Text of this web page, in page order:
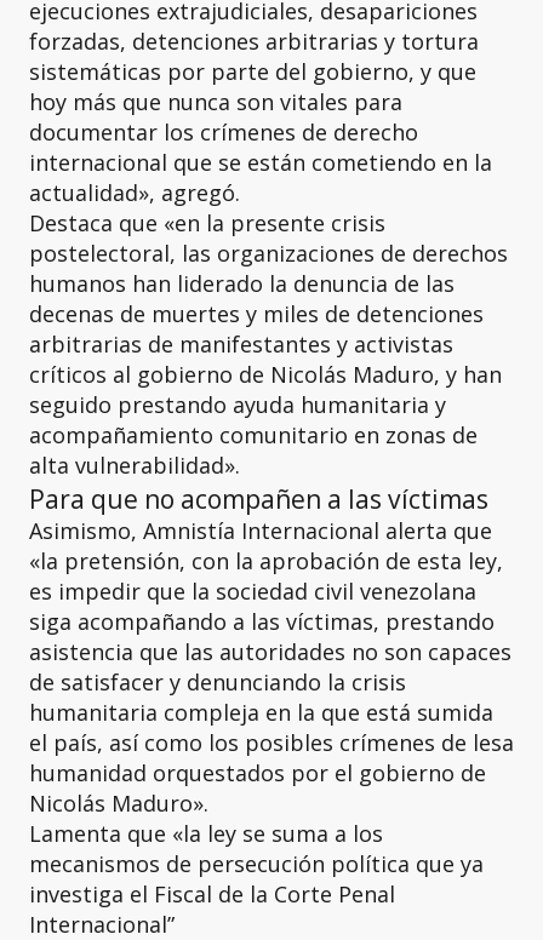
ejecuciones extrajudiciales, desapariciones
forzadas, detenciones arbitrarias y tortura
sistemáticas por parte del gobierno, y que
hoy más que nunca son vitales para
documentar los crímenes de derecho
internacional que se están cometiendo en la
actualidad», agregó.
Destaca que «en la presente crisis
postelectoral, las organizaciones de derechos
humanos han liderado la denuncia de las
decenas de muertes y miles de detenciones
arbitrarias de manifestantes y activistas
críticos al gobierno de Nicolás Maduro, y han
seguido prestando ayuda humanitaria y
acompañamiento comunitario en zonas de
alta vulnerabilidad».
Para que no acompañen a las víctimas
Asimismo, Amnistía Internacional alerta que
«la pretensión, con la aprobación de esta ley,
es impedir que la sociedad civil venezolana
siga acompañando a las víctimas, prestando
asistencia que las autoridades no son capaces
de satisfacer y denunciando la crisis
humanitaria compleja en la que está sumida
el país, así como los posibles crímenes de lesa
humanidad orquestados por el gobierno de
Nicolás Maduro».
Lamenta que «la ley se suma a los
mecanismos de persecución política que ya
investiga el Fiscal de la Corte Penal
Internacional”